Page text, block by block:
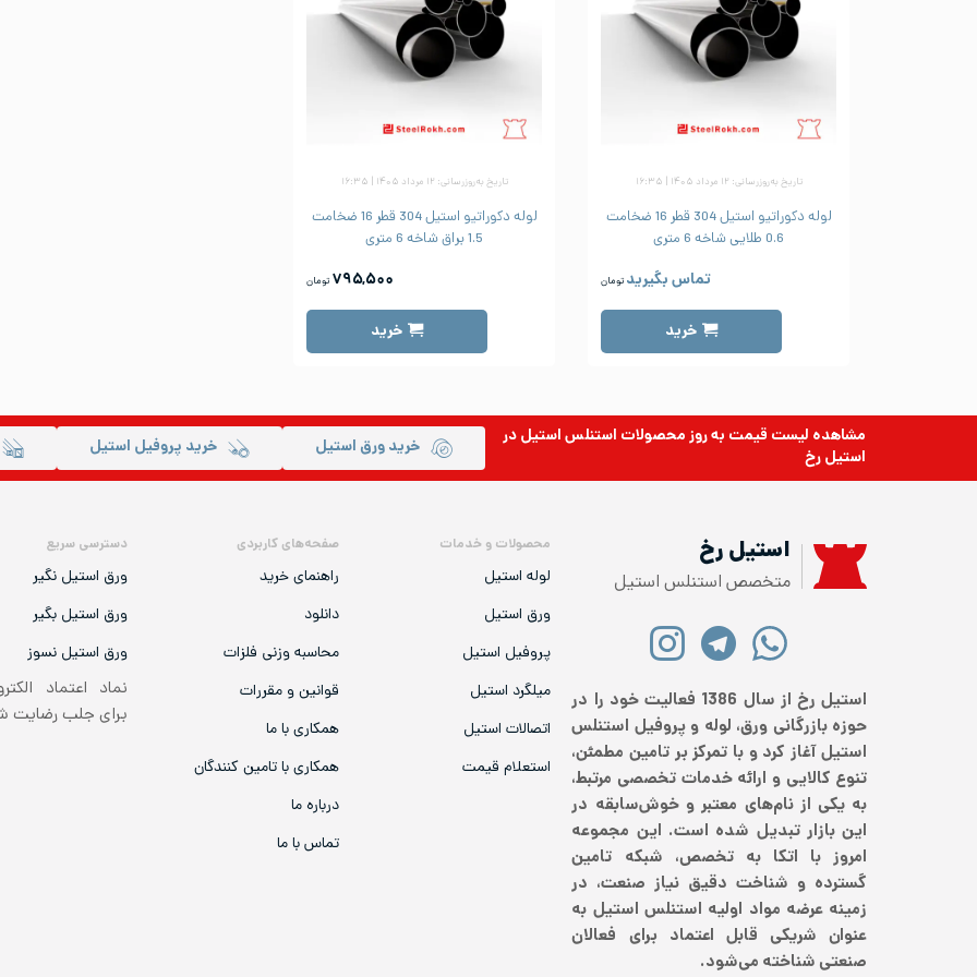
تاریخ به‌روزرسانی: ۱۲ مرداد ۱۴۰۵ | ۱۶:۳۵
لوله دکوراتیو استیل 304 قطر 16 ضخامت
0.6 طلایی شاخه 6 متری
تماس بگیرید تومان
خرید
تاریخ به‌روزرسانی: ۱۲ مرداد ۱۴۰۵ | ۱۶:۳۵
لوله دکوراتیو استیل 304 قطر 16 ضخامت
1.5 براق شاخه 6 متری
۷۹۵,۵۰۰ تومان
خرید
مشاهده لیست قیمت به روزمحصولات استنلس استیلدر
استیل رخ
خرید ورق استیل خرید پروفیل استیل
استیل رخ
متخصص استنلس استیل
استیل رخ از سال 1386 فعالیت خود را در
حوزه بازرگانی ورق، لوله و پروفیل استنلس
استیل آغاز کرد و با تمرکز بر تامین مطمئن،
تنوع کالایی و ارائه خدمات تخصصی مرتبط،
به یکی از نام‌های معتبر و خوش‌سابقه در
این بازار تبدیل شده است. این مجموعه
امروز با اتکا به تخصص، شبکه تامین
گسترده و شناخت دقیق نیاز صنعت، در
زمینه عرضه مواد اولیه استنلس استیل به
عنوان شریکی قابل اعتماد برای فعالان
صنعتی شناخته می‌شود.
محصولات و خدمات
لوله استیل
ورق استیل
پروفیل استیل
میلگرد استیل
اتصالات استیل
استعلام قیمت
صفحه‌های کاربردی
راهنمای خرید
دانلود
محاسبه وزنی فلزات
قوانین و مقررات
همکاری با ما
همکاری با تامین کنندگان
درباره ما
تماس با ما
دسترسی سریع
ورق استیل نگیر
ورق استیل بگیر
ورق استیل نسوز
نماد اعتماد
برای جلب